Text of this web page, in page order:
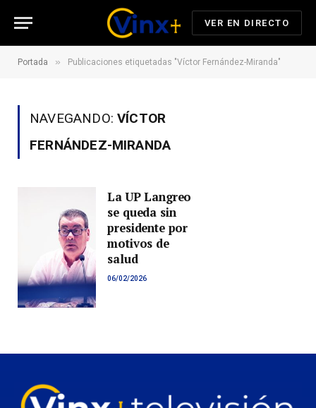
VER EN DIRECTO
Portada » Publicaciones etiquetadas "Víctor Fernández-Miranda"
NAVEGANDO:VÍCTOR
FERNÁNDEZ-MIRANDA
La UP Langreo
se queda sin
presidente por
motivos de
salud
06/02/2026